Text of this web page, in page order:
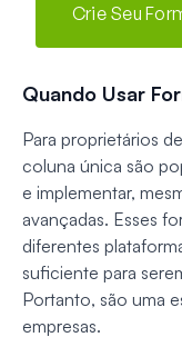
Crie Seu
Quando Usar
Para proprietários
coluna única são
e implementar,
avançadas. Esses
diferentes
suficiente para
Portanto, são uma
empresas.